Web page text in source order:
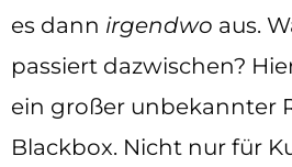
es dann irgendwo aus.
passiert dazwischen?
ein großer unbekannter
Blackbox. Nicht nur für